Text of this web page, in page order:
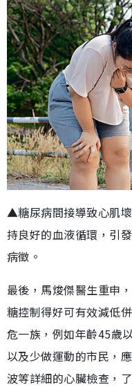
▲糖尿病間接導致心肌
持良好的血液循環，引
病徵。
最後，馬焌傑醫生重申
糖控制得好可有效減低
危一族，例如年齡45歲
以及少做運動的市民，
波等詳細的心臟檢查，